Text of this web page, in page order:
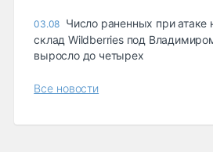
03.08 Число раненных при атаке
склад Wildberries под
выросло до четырех
Все новости